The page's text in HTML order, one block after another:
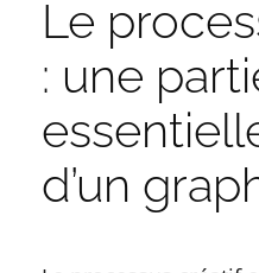
Le
: une
d’un